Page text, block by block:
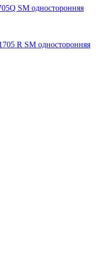
SM односторонняя